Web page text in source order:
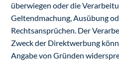
überwiegen oder die
Geltendmachung, Ausübung
Rechtsansprüchen. Der
Zweck der Direktwerbung
Angabe von Gründen